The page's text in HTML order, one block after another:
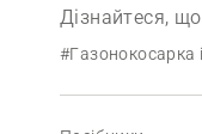
Дізнайтеся,
#Газонокосарка